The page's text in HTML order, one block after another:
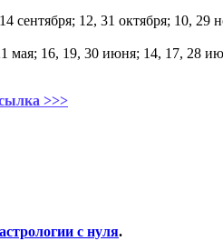
сентября; 12, 31 октября; 10, 29
мая; 16, 19, 30 июня; 14, 17, 28
>>>
с нуля.